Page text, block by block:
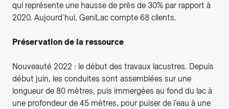
qui représente une hausse de près de 30% par rapport à
2020. Aujourd’hui, GeniLac compte 68 clients.
Préservation de la ressource
Nouveauté 2022 : le début des travaux lacustres. Depuis
début juin, les conduites sont assemblées sur une
longueur de 80 mètres, puis immergées au fond du lac à
une profondeur de 45 mètres, pour puiser de l’eau à une